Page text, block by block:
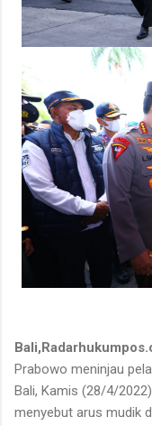
Prabowo meninjau
Bali, Kamis (28/4/
menyebut arus mudik